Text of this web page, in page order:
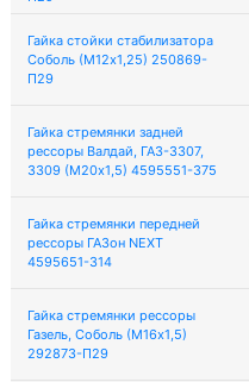
Гайка стойки стабилизатора
Соболь (М12х1,25) 250869-
П29
Гайка стремянки задней
рессоры Валдай, ГАЗ-3307,
3309 (М20х1,5) 4595551-375
Гайка стремянки передней
рессоры ГАЗон NEXT
4595651-314
Гайка стремянки рессоры
Газель, Соболь (М16х1,5)
292873-П29